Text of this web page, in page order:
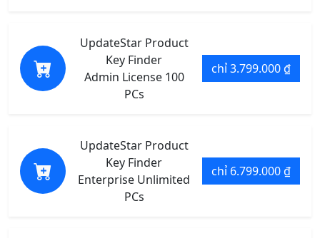
UpdateStar Product
Key Finder
Admin License 100
PCs
chỉ 3.799.000 ₫
UpdateStar Product
Key Finder
Enterprise Unlimited
PCs
chỉ 6.799.000 ₫